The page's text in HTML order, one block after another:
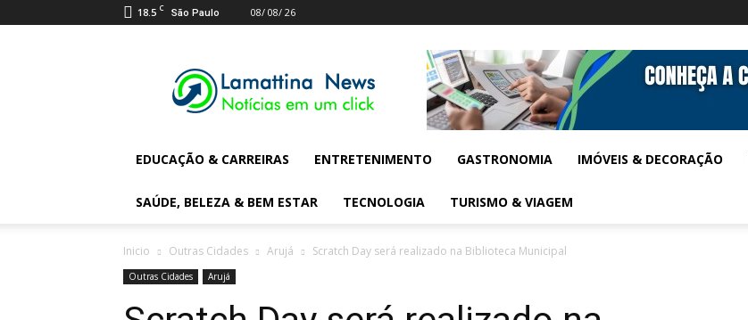
18.5 C São Paulo 08/ 08/ 26
Digital
News
EDUCAÇÃO & CARREIRAS ENTRETENIMENTO GASTRONOMIA IMÓVEIS & DECORAÇÃO
SAÚDE, BELEZA & BEM ESTAR TECNOLOGIA TURISMO & VIAGEM
Inicio Outras Cidades Arujá Scratch Day será realizado na Biblioteca Municipal
Outras Cidades Arujá